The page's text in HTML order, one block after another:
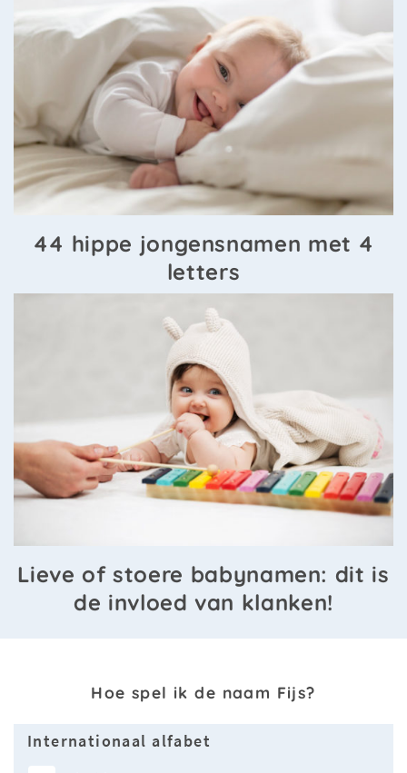
44 hippe jongensnamen met 4
letters
Lieve of stoere babynamen: dit is
de invloed van klanken!
Hoe spel ik de naam Fijs?
Internationaal alfabet